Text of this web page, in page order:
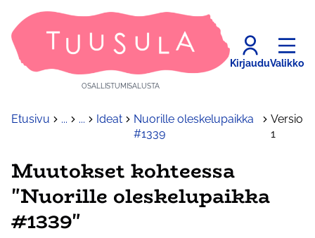
OSALLISTUMISALUSTA
KirjauduValikko
Etusivu ... ... Ideat
Nuorille oleskelupaikka
#1339
Versio
1
Muutokset kohteessa
"Nuorille oleskelupaikka
#1339"